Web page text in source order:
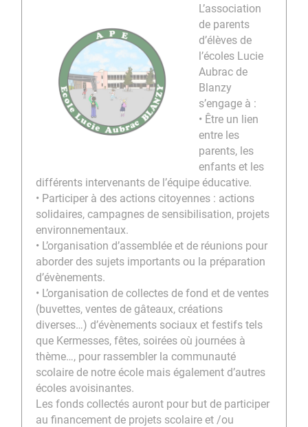
L’association
de parents
d’élèves de
l’écoles Lucie
Aubrac de
Blanzy
s’engage à :
• Être un lien
entre les
parents, les
enfants et les
différents intervenants de l’équipe éducative.
• Participer à des actions citoyennes : actions
solidaires, campagnes de sensibilisation, projets
environnementaux.
• L’organisation d’assemblée et de réunions pour
aborder des sujets importants ou la préparation
d’évènements.
• L’organisation de collectes de fond et de ventes
(buvettes, ventes de gâteaux, créations
diverses…) d’évènements sociaux et festifs tels
que Kermesses, fêtes, soirées où journées à
thème…, pour rassembler la communauté
scolaire de notre école mais également d’autres
écoles avoisinantes.
Les fonds collectés auront pour but de participer
au financement de projets scolaire et /ou